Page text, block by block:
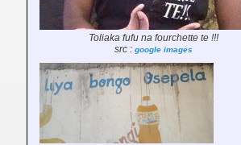
Toliaka fufu na fourchette te !!!
src : google images